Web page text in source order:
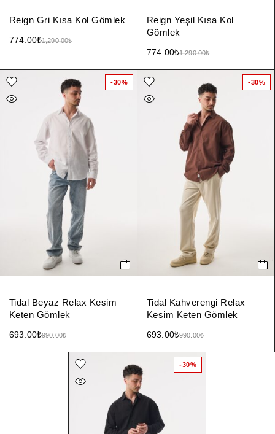
Reign Gri Kısa Kol Gömlek
1,290.00₺
774.00₺
Reign Yeşil Kısa Kol
Gömlek
1,290.00₺
774.00₺
-30%
Tidal Beyaz Relax Kesim
Keten Gömlek
990.00₺
693.00₺
-30%
Tidal Kahverengi Relax
Kesim Keten Gömlek
990.00₺
693.00₺
-30%